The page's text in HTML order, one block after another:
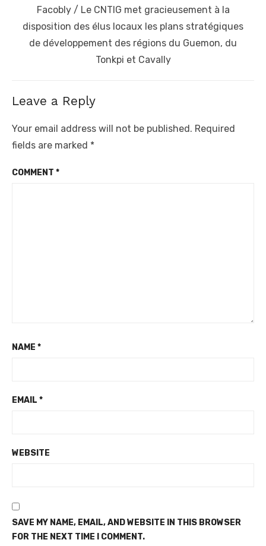
Next
post:
Facobly / Le CNTIG met gracieusement à la
disposition des élus locaux les plans stratégiques
de développement des régions du Guemon, du
Tonkpi et Cavally
Leave a Reply
Your email address will not be published. Required
fields are marked *
COMMENT *
NAME *
EMAIL *
WEBSITE
SAVE MY NAME, EMAIL, AND WEBSITE IN THIS BROWSER
FOR THE NEXT TIME I COMMENT.